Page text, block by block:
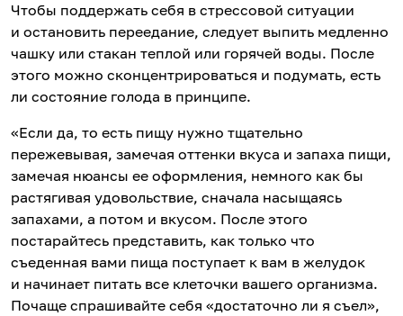
Чтобы поддержать себя в стрессовой ситуации
и остановить переедание, следует выпить медленно
чашку или стакан теплой или горячей воды. После
этого можно сконцентрироваться и подумать, есть
ли состояние голода в принципе.
«Если да, то есть пищу нужно тщательно
пережевывая, замечая оттенки вкуса и запаха пищи,
замечая нюансы ее оформления, немного как бы
растягивая удовольствие, сначала насыщаясь
запахами, а потом и вкусом. После этого
постарайтесь представить, как только что
съеденная вами пища поступает к вам в желудок
и начинает питать все клеточки вашего организма.
Почаще спрашивайте себя «достаточно ли я съел»,